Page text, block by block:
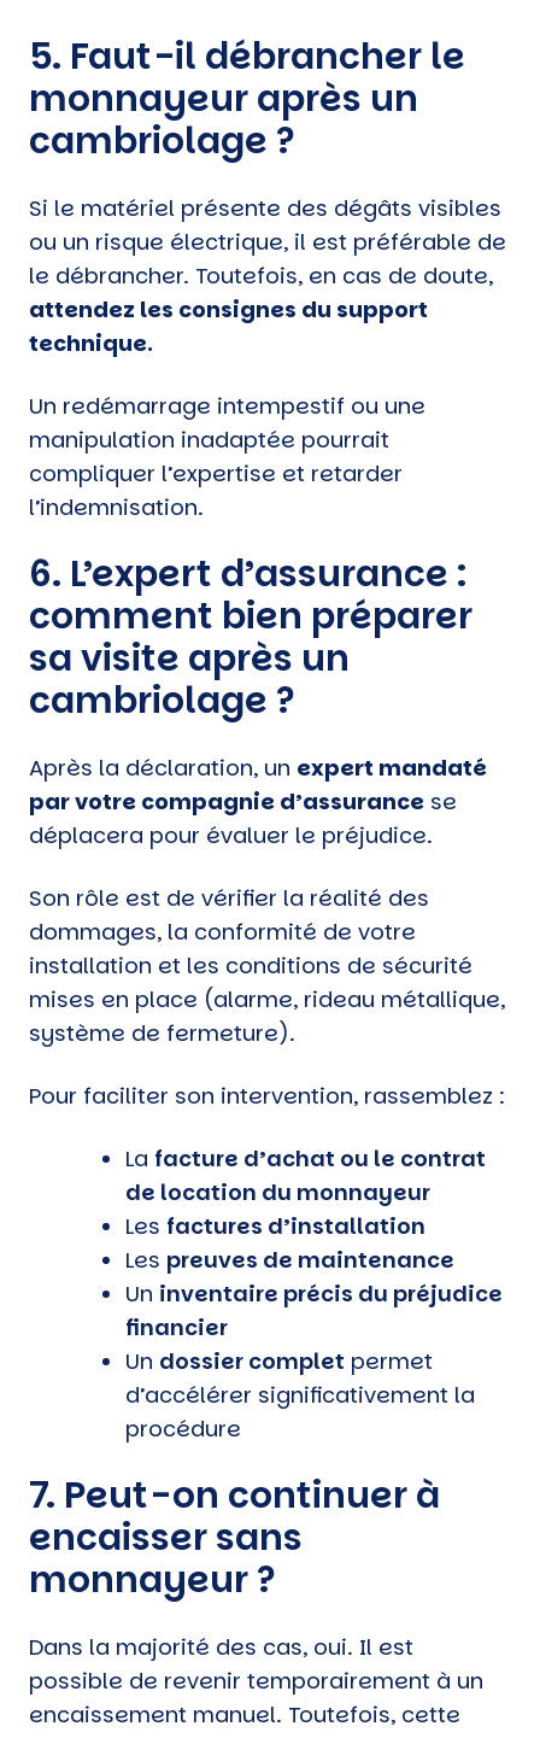
5. Faut-il débrancher le
monnayeur après un
cambriolage ?
Si le matériel présente des dégâts visibles
ou un risque électrique, il est préférable de
le débrancher. Toutefois, en cas de doute,
attendez les consignes du support
technique.
Un redémarrage intempestif ou une
manipulation inadaptée pourrait
compliquer l’expertise et retarder
l’indemnisation.
6. L’expert d’assurance :
comment bien préparer
sa visite après un
cambriolage ?
Après la déclaration, un expert mandaté
par votre compagnie d’assurance se
déplacera pour évaluer le préjudice.
Son rôle est de vérifier la réalité des
dommages, la conformité de votre
installation et les conditions de sécurité
mises en place (alarme, rideau métallique,
système de fermeture).
Pour faciliter son intervention, rassemblez :
La facture d’achat ou le contrat
de location du monnayeur
Les factures d’installation
Les preuves de maintenance
Un inventaire précis du préjudice
financier
Un dossier complet permet
d’accélérer significativement la
procédure
7. Peut-on continuer à
encaisser sans
monnayeur ?
Dans la majorité des cas, oui. Il est
possible de revenir temporairement à un
encaissement manuel. Toutefois, cette